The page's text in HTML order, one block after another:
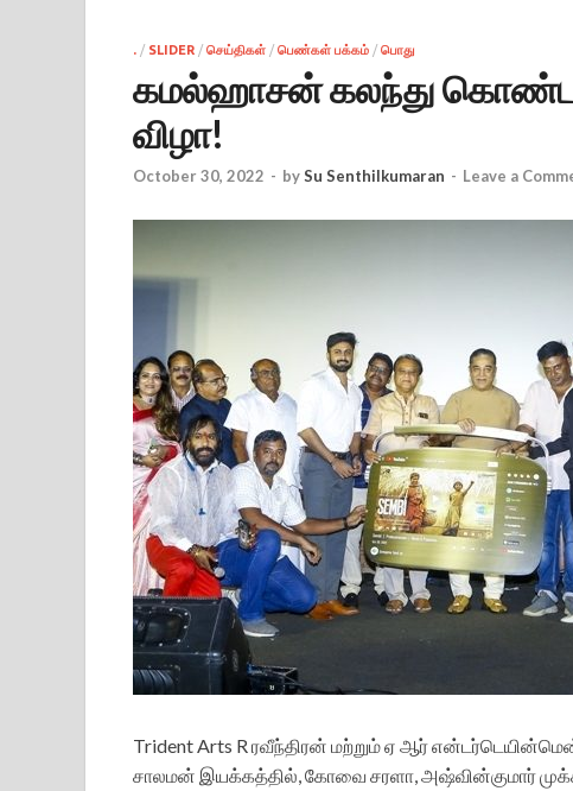
. / SLIDER / செய்திகள் / பெண்கள் பக்கம் / பொது
கமல்ஹாசன் கலந்து கொண்ட
விழா!
October 30, 2022 - bySu Senthilkumaran - Leave a
Trident Arts R ரவீந்திரன் மற்றும் ஏ ஆர்
சாலமன் இயக்கத்தில், கோவை சரளா, அஷ்வின்குமார்